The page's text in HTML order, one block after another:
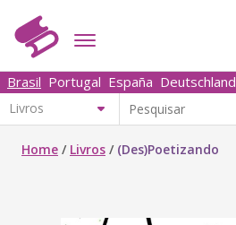
Brasil Portugal España Deutschland
Home / Livros / (Des)Poetizando